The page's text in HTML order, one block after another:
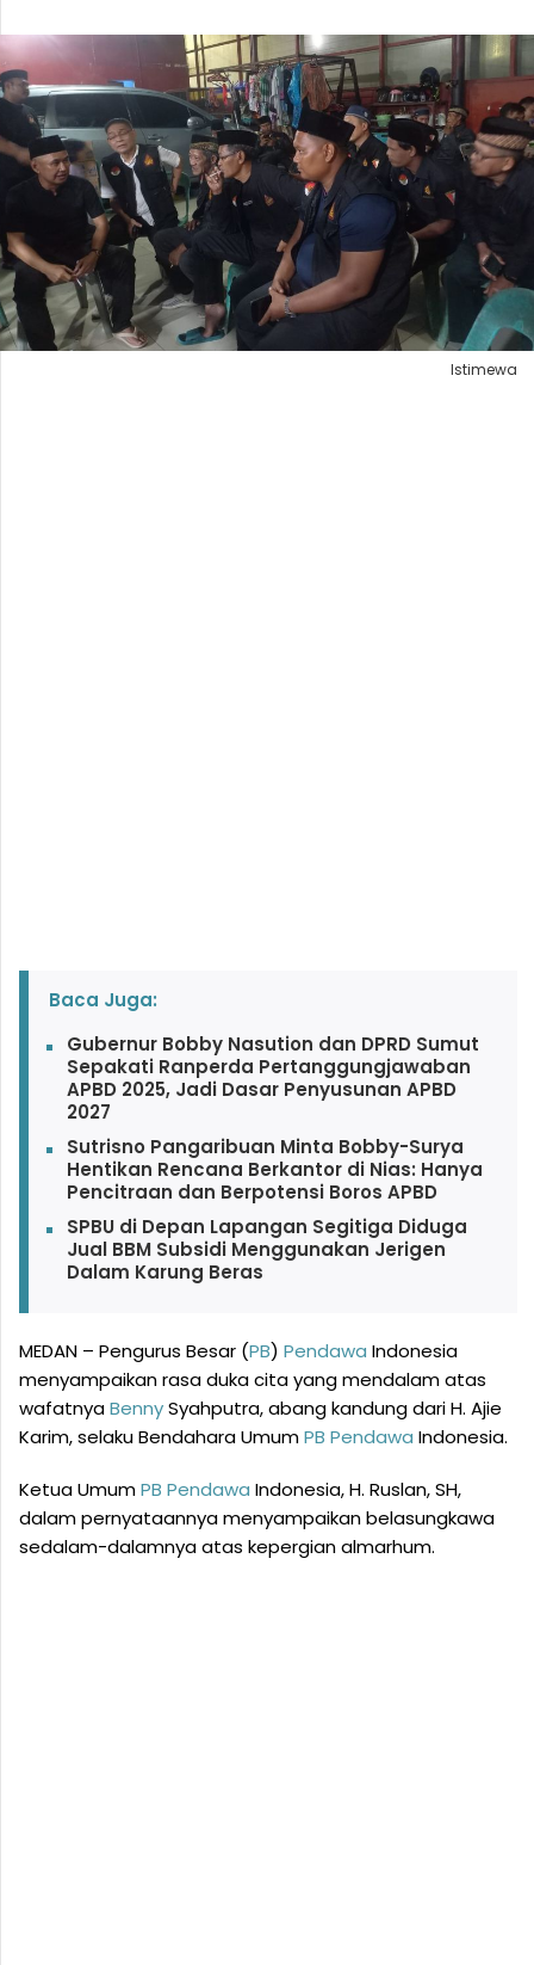
Istimewa
Baca Juga:
Gubernur Bobby Nasution dan DPRD Sumut
Sepakati Ranperda Pertanggungjawaban
APBD 2025, Jadi Dasar Penyusunan APBD
2027
Sutrisno Pangaribuan Minta Bobby-Surya
Hentikan Rencana Berkantor di Nias: Hanya
Pencitraan dan Berpotensi Boros APBD
SPBU di Depan Lapangan Segitiga Diduga
Jual BBM Subsidi Menggunakan Jerigen
Dalam Karung Beras
MEDAN – Pengurus Besar (PB) Pendawa Indonesia
menyampaikan rasa duka cita yang mendalam atas
wafatnyaBennySyahputra, abang kandung dari H. Ajie
Karim, selaku Bendahara UmumPB Pendawa Indonesia.
Ketua UmumPB Pendawa Indonesia, H. Ruslan, SH,
dalam pernyataannya menyampaikan belasungkawa
sedalam-dalamnya atas kepergian almarhum.